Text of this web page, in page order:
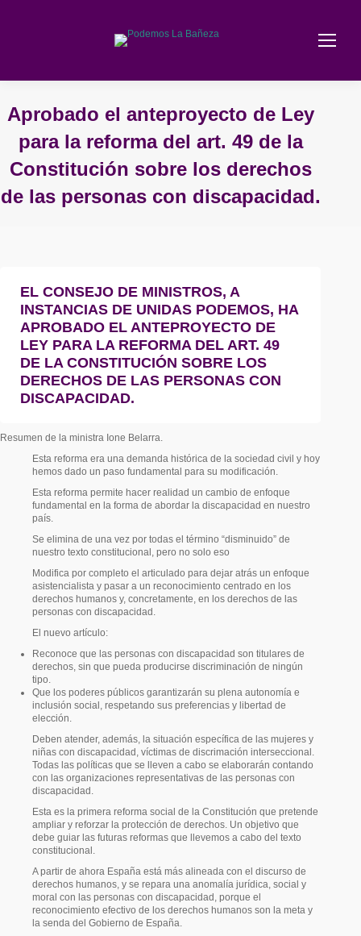
Aprobado el anteproyecto de Ley
para la reforma del art. 49 de la
Constitución sobre los derechos
de las personas con discapacidad.
EL CONSEJO DE MINISTROS, A
INSTANCIAS DE UNIDAS PODEMOS, HA
APROBADO EL ANTEPROYECTO DE
LEY PARA LA REFORMA DEL ART. 49
DE LA CONSTITUCIÓN SOBRE LOS
DERECHOS DE LAS PERSONAS CON
DISCAPACIDAD.
Resumen de la ministra Ione Belarra.
Esta reforma era una demanda histórica de la sociedad civil y hoy
hemos dado un paso fundamental para su modificación.
Esta reforma permite hacer realidad un cambio de enfoque
fundamental en la forma de abordar la discapacidad en nuestro
país.
Se elimina de una vez por todas el término “disminuido” de
nuestro texto constitucional, pero no solo eso
Modifica por completo el articulado para dejar atrás un enfoque
asistencialista y pasar a un reconocimiento centrado en los
derechos humanos y, concretamente, en los derechos de las
personas con discapacidad.
El nuevo artículo:
Reconoce que las personas con discapacidad son titulares de
derechos, sin que pueda producirse discriminación de ningún
tipo.
Que los poderes públicos garantizarán su plena autonomía e
inclusión social, respetando sus preferencias y libertad de
elección.
Deben atender, además, la situación específica de las mujeres y
niñas con discapacidad, víctimas de discrimación interseccional.
Todas las políticas que se lleven a cabo se elaborarán contando
con las organizaciones representativas de las personas con
discapacidad.
Esta es la primera reforma social de la Constitución que pretende
ampliar y reforzar la protección de derechos. Un objetivo que
debe guiar las futuras reformas que llevemos a cabo del texto
constitucional.
A partir de ahora España está más alineada con el discurso de
derechos humanos, y se repara una anomalía jurídica, social y
moral con las personas con discapacidad, porque el
reconocimiento efectivo de los derechos humanos son la meta y
la senda del Gobierno de España.